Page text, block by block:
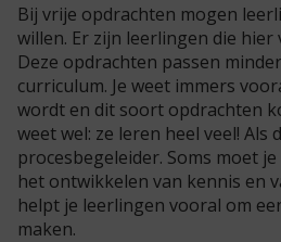
Bij vrije opdrachten mogen
willen. Er zijn leerlingen die hier
Deze opdrachten passen
curriculum. Je weet immers
wordt en dit soort opdrachten
weet wel: ze leren heel veel! Als
procesbegeleider. Soms moet
het ontwikkelen van kennis en
helpt je leerlingen vooral om
maken.